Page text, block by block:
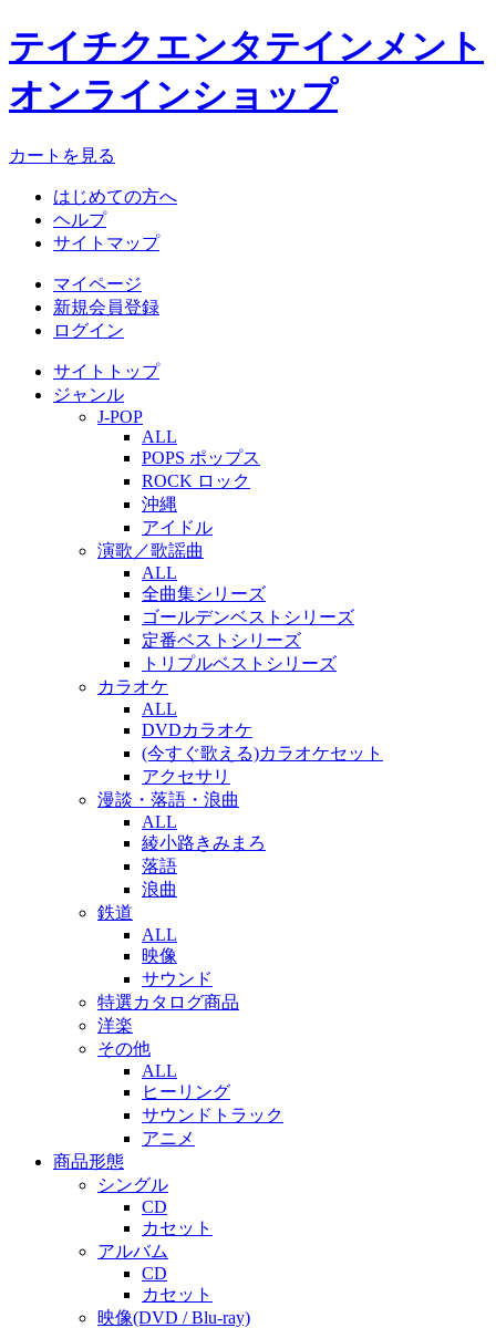
テイチクエンタテインメント
オンラインショップ
カートを見る
はじめての方へ
ヘルプ
サイトマップ
マイページ
新規会員登録
ログイン
サイトトップ
ジャンル
J-POP
ALL
POPS ポップス
ROCK ロック
沖縄
アイドル
演歌／歌謡曲
ALL
全曲集シリーズ
ゴールデンベストシリーズ
定番ベストシリーズ
トリプルベストシリーズ
カラオケ
ALL
DVDカラオケ
(今すぐ歌える)カラオケセット
アクセサリ
漫談・落語・浪曲
ALL
綾小路きみまろ
落語
浪曲
鉄道
ALL
映像
サウンド
特選カタログ商品
洋楽
その他
ALL
ヒーリング
サウンドトラック
アニメ
商品形態
シングル
CD
カセット
アルバム
CD
カセット
映像(DVD / Blu-ray)